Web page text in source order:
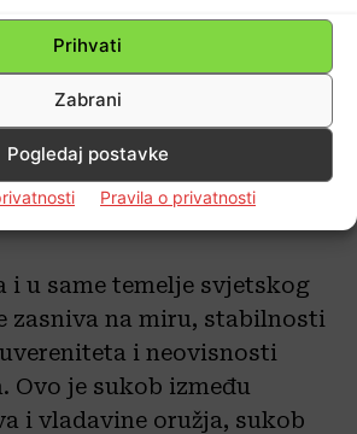
Prihvati
Zabrani
Pogledaj postavke
Pravila o privatnosti
je i upozorio da je Rusija
napadom na
Povelju UN-a kao i
akt i Europsku
na kojima počiva
europsku sigurnost i
i u same temelje svjetskog
zasniva na miru, stabilnosti
i neovisnosti
Ovo je sukob između
i vladavine oružja, sukob